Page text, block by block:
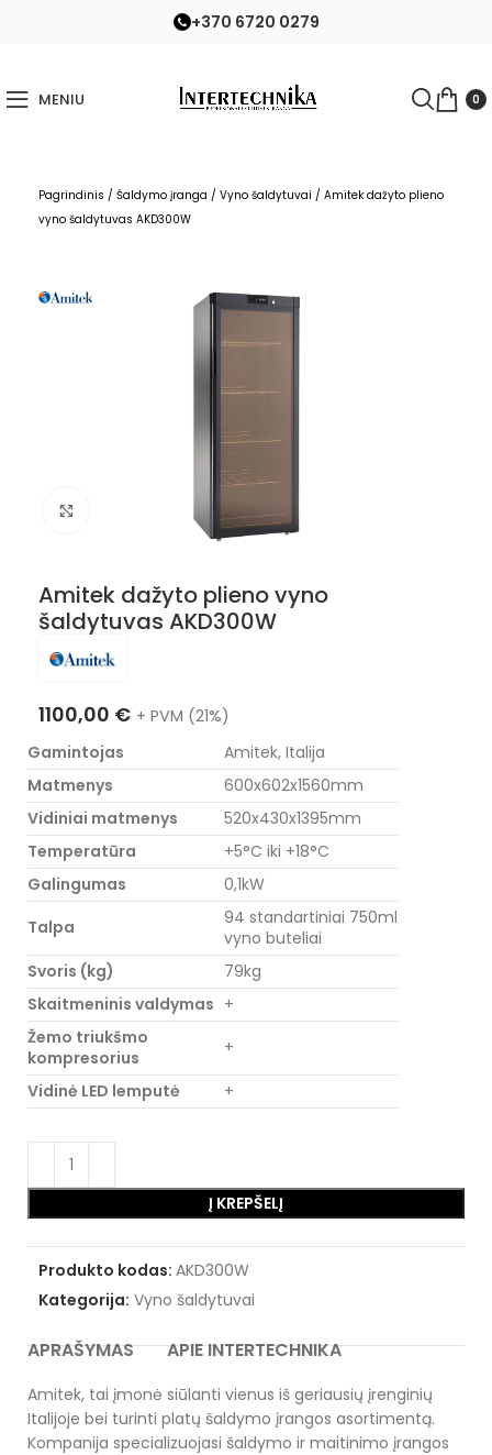
+370 6720 0279
MENIU 0
Pagrindinis / Šaldymo įranga / Vyno šaldytuvai / Amitek dažyto plieno
vyno šaldytuvas AKD300W
Amitek dažyto plieno vyno
šaldytuvas AKD300W
1100,00 € + PVM (21%)
Gamintojas
Amitek, Italija
Matmenys
600x602x1560mm
Vidiniai matmenys
520x430x1395mm
Temperatūra
+5°C iki +18°C
Galingumas
0,1kW
Talpa
94 standartiniai 750ml
vyno buteliai
Svoris (kg)
79kg
Skaitmeninis valdymas +
Žemo triukšmo
kompresorius
+
Vidinė LED lemputė
+
Į KREPŠELĮ
Produkto kodas: AKD300W
Kategorija: Vyno šaldytuvai
APRAŠYMAS APIE INTERTECHNIKA
Amitek, tai įmonė siūlanti vienus iš geriausių įrenginių
Italijoje bei turinti platų šaldymo įrangos asortimentą.
Kompanija specializuojasi šaldymo ir maitinimo įrangos